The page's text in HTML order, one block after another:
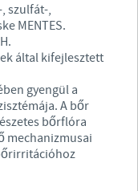
szulfát-,
MENTES.
által kifejlesztett
gyengül a
A bőr
bőrflóra
mechanizmusai